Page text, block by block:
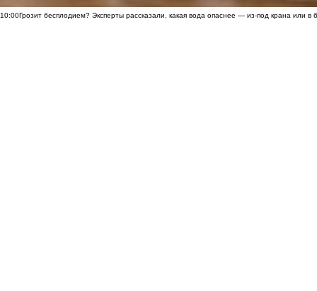
10:00Грозит бесплодием? Эксперты рассказали, какая вода опаснее — из-под крана или в